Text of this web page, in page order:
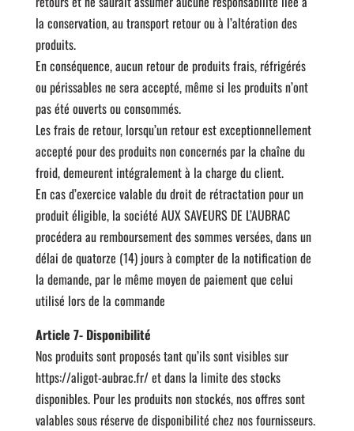
la conservation, au transport retour ou à l’altération des
produits.
En conséquence, aucun retour de produits frais, réfrigérés
ou périssables ne sera accepté, même si les produits n’ont
pas été ouverts ou consommés.
Les frais de retour, lorsqu’un retour est exceptionnellement
accepté pour des produits non concernés par la chaîne du
froid, demeurent intégralement à la charge du client.
En cas d’exercice valable du droit de rétractation pour un
produit éligible, la société AUX SAVEURS DE L’AUBRAC
procédera au remboursement des sommes versées, dans un
délai de quatorze (14) jours à compter de la notification de
la demande, par le même moyen de paiement que celui
utilisé lors de la commande
Article 7- Disponibilité
Nos produits sont proposés tant qu’ils sont visibles sur
https://aligot-aubrac.fr/ et dans la limite des stocks
disponibles. Pour les produits non stockés, nos offres sont
valables sous réserve de disponibilité chez nos fournisseurs.